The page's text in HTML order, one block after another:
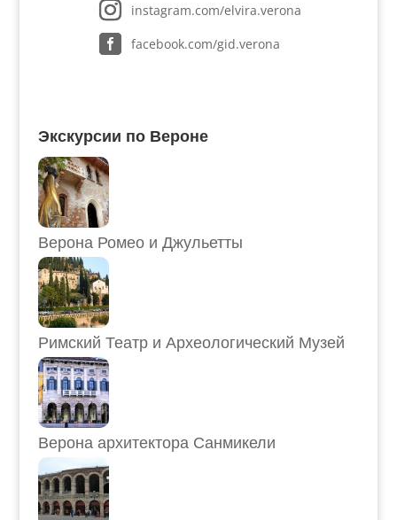
instagram.com/elvira.verona
facebook.com/gid.verona
Экскурсии по Вероне
Верона Ромео и Джульетты
Римский Театр и Археологический Музей
Верона архитектора Санмикели